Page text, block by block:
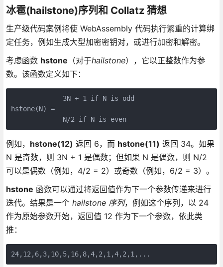
冰雹(hailstone)序列和 Collatz 猜想
生产级代码案例将使 WebAssembly 代码执行繁重的计算绑
定任务，例如生成大型加密密钥对，或进行加密和解密。
考虑函数 hstone （对于hailstone），它以正整数作为参
数。该函数定义如下：
             3N + 1 if N is odd
hstone(N) =
             N/2 if N is even
例如， hstone(12) 返回 6，而 hstone(11) 返回 34。如果
N 是奇数，则 3N + 1 是偶数；但如果 N 是偶数，则 N/2
可以是偶数（例如，4/2 = 2）或奇数（例如，6/2 = 3）。
hstone 函数可以通过将返回值作为下一个参数传递来进行
迭代。结果是一个 hailstone 序列，例如这个序列，以 24
作为原始参数开始，返回值 12 作为下一个参数，依此类
推：
24,12,6,3,10,5,16,8,4,2,1,4,2,1,...